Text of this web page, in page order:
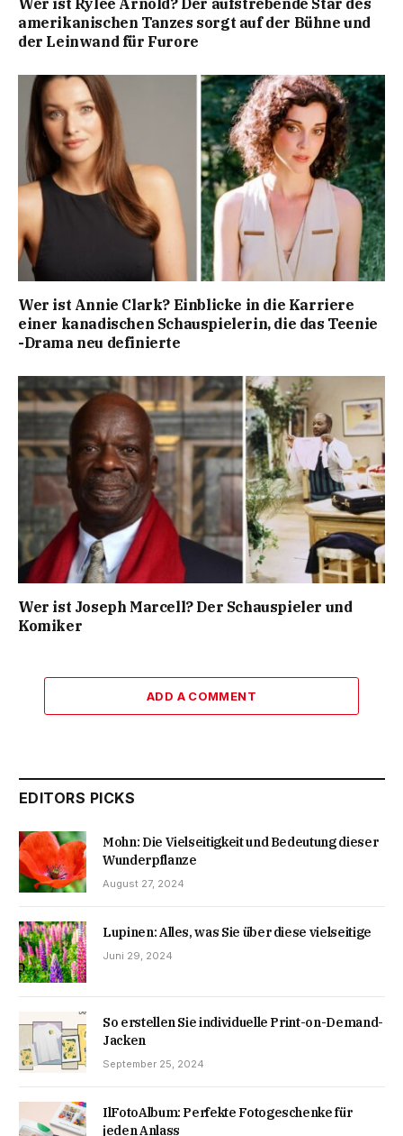
amerikanischen Tanzes sorgt auf der Bühne und
der Leinwand für Furore
Wer ist Annie Clark? Einblicke in die Karriere
einer kanadischen Schauspielerin, die das Teenie
-Drama neu definierte
Wer ist Joseph Marcell? Der Schauspieler und
Komiker
ADD A COMMENT
EDITORS PICKS
Mohn: Die Vielseitigkeit und Bedeutung dieser
Wunderpflanze
August 27, 2024
Lupinen: Alles, was Sie über diese vielseitige
Juni 29, 2024
So erstellen Sie individuelle Print-on-Demand-
Jacken
September 25, 2024
IlFotoAlbum: Perfekte Fotogeschenke für
jeden Anlass